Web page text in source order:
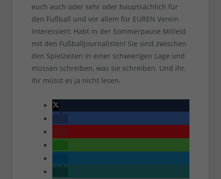
euch auch oder sehr oder hauptsächlich für
den Fußball und vor allem für EUREN Verein
interessiert: Habt in der Sommerpause Mitleid
mit den Fußballjournalisten! Sie sind zwischen
den Spielzeiten in einer schwierigen Lage und
müssen schreiben, was sie schreiben. Und ihr,
ihr müsst es ja nicht lesen.